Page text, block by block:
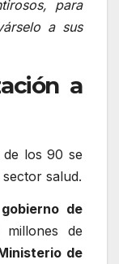
para
a sus
a
los 90 se
salud.
gobierno de
de
de